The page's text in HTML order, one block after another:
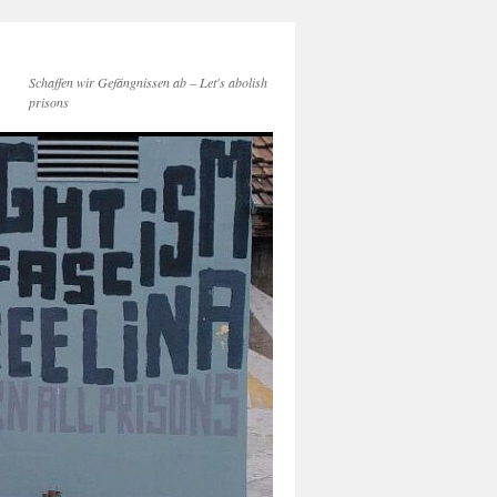
Schaffen wir Gefängnissen ab – Let's abolish
prisons